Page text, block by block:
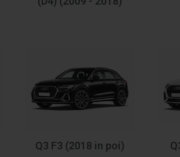
Q3 F3 (2018 in poi)